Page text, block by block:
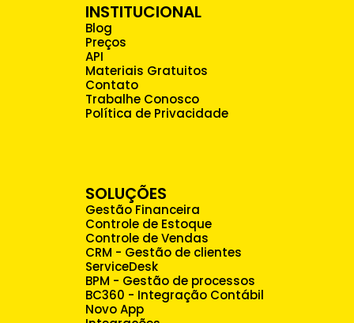
INSTITUCIONAL
Blog
Preços
API
Materiais Gratuitos
Contato
Trabalhe Conosco
Política de Privacidade
SOLUÇÕES
Gestão Financeira
Controle de Estoque
Controle de Vendas
CRM - Gestão de clientes
ServiceDesk
BPM - Gestão de processos
BC360 - Integração Contábil
Novo App